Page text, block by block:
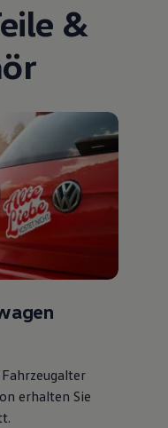
&
erhalten Sie
.